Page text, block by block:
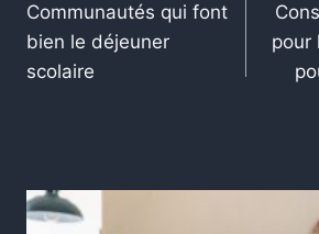
Communautés qui font
bien le déjeuner
scolaire
pour